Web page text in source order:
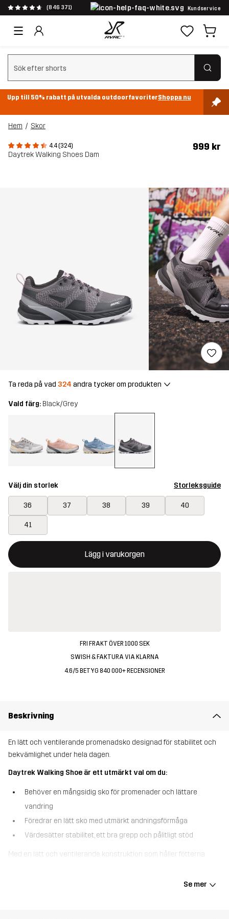
(846 371) Kundservice
Rensa sök
Upp till 50% rabatt på utvalda outdoorfavoriterShoppa nu
Hem Skor
4.4 (324)
Daytrek Walking Shoes Dam
999 kr
Ta reda på vad 324 andra tycker om produkten
Vald färg: Black/Grey
Välj din storlek Storleksguide
36 37 38 39 40
41
Lägg i varukorgen
Denna knapp kommer att öppna en modal som bekräftar en ny
{{size}} inte tillgänglig
FRI FRAKT ÖVER 1000 SEK
SWISH & FAKTURA VIA KLARNA
4.6/5 BETYG 840 000+ RECENSIONER
Beskrivning
En lätt och ventilerande promenadsko designad för stabilitet och
bekvämlighet under hela dagen.
Daytrek Walking Shoe är ett utmärkt val om du:
Behöver en mångsidig sko för promenader och lättare
vandring
Föredrar en lätt sko med utmärkt andningsförmåga
Värdesätter stabilitet, ett bra grepp och pålitligt stöd
Med en lätt och ventilerande konstruktion som håller fötterna
Se mer